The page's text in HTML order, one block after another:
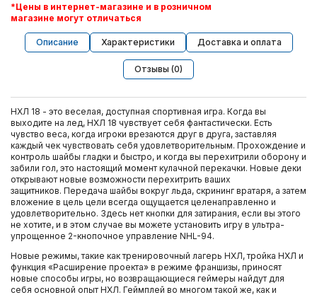
*Цены в интернет-магазине и в розничном
магазине могут отличаться
Описание Характеристики Доставка и оплата
Отзывы (0)
НХЛ 18 - это веселая, доступная спортивная игра. Когда вы
выходите на лед, НХЛ 18 чувствует себя фантастически. Есть
чувство веса, когда игроки врезаются друг в друга, заставляя
каждый чек чувствовать себя удовлетворительным. Прохождение и
контроль шайбы гладки и быстро, и когда вы перехитрили оборону и
забили гол, это настоящий момент кулачной перекачки. Новые деки
открывают новые возможности перехитрить ваших
защитников. Передача шайбы вокруг льда, скрининг вратаря, а затем
вложение в цель цели всегда ощущается целенаправленно и
удовлетворительно. Здесь нет кнопки для затирания, если вы этого
не хотите, и в этом случае вы можете установить игру в ультра-
упрощенное 2-кнопочное управление NHL-94.
Новые режимы, такие как тренировочный лагерь НХЛ, тройка НХЛ и
функция «Расширение проекта» в режиме франшизы, приносят
новые способы игры, но возвращающиеся геймеры найдут для
себя основной опыт НХЛ. Геймплей во многом такой же, как и